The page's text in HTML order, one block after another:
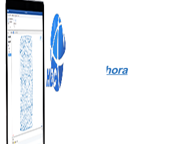
clic para aplicar ahora